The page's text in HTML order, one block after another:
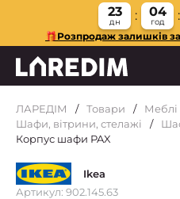
23
дн
04
год
🎁Розпродаж залишків
ЛАРЕДІМ Товари
Меблі
Шафи, вітрини, стелажі
Корпус шафи PAX
Ikea
Артикул: 902.145.63